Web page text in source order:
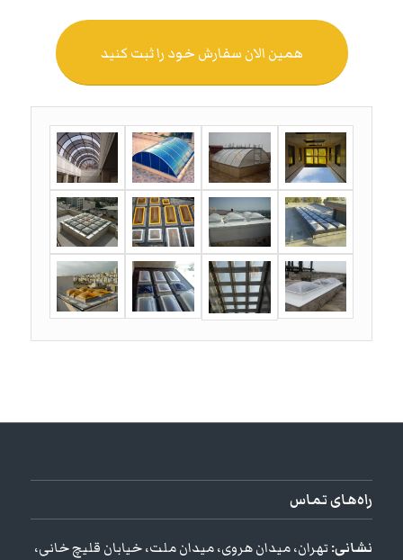
همین الان سفارش خود را ثبت کنید
راه‌های تماس
نشانی: تهران، میدان هروی، میدان ملت، خیابان قلیچ خانی،